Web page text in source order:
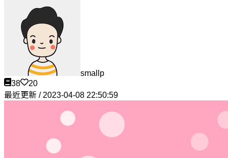
smallp
38
20
最近更新 / 2023-04-08 22:50:59